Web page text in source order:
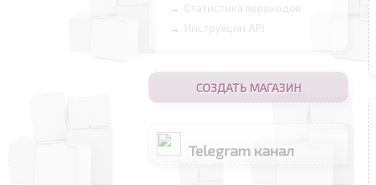
→ Статистика переходов
→ Инструкции API
СОЗДАТЬ МАГАЗИН
Telegram канал